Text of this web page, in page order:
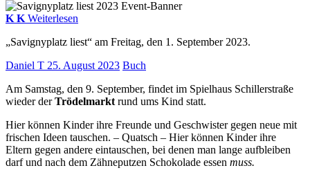
K K Weiterlesen
„Savignyplatz liest“ am Freitag, den 1. September 2023.
Daniel T 25. August 2023 Buch
Am Samstag, den 9. September, findet im Spielhaus Schillerstraße
wieder derTrödelmarkt rund ums Kind statt.
Hier können Kinder ihre Freunde und Geschwister gegen neue mit
frischen Ideen tauschen. – Quatsch – Hier können Kinder ihre
Eltern gegen andere eintauschen, bei denen man lange aufbleiben
darf und nach dem Zähneputzen Schokolade essen muss.